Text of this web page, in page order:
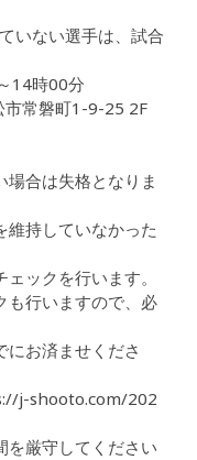
いない選手は、試合
14時00分
常磐町1-9-25 2F
場合は失格となりま
維持していなかった
ックを行います。
も行いますので、必
にお済ませくださ
shooto.com/202
を厳守してください